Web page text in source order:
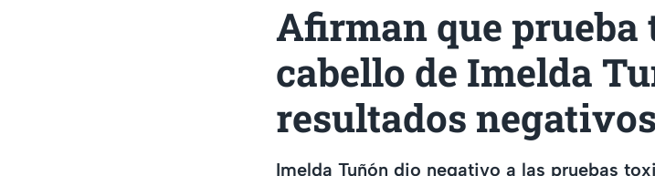
Afirman que
cabello de Imelda
resultados negativos
Imelda Tuñón dio negativo a las pruebas